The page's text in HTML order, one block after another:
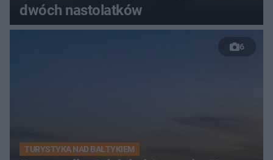
dwóch nastolatków
6
TURYSTYKA NAD BAŁTYKIEM